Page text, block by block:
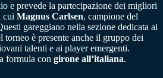
e prevede la partecipazione dei migliori
cui Magnus Carlsen, campione del
gareggiano nella sezione dedicata ai
torneo è presente anche il gruppo dei
talenti e ai player emergenti.
formula con girone all’italiana.